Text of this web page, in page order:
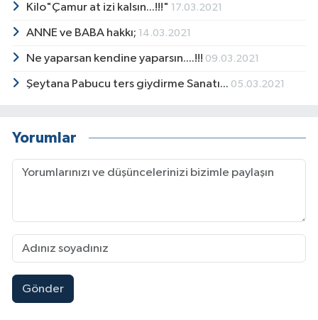
Kilo"Çamur at izi kalsın...!!!" 17.03.2021
ANNE ve BABA hakkı; 14.03.2021
Ne yaparsan kendine yaparsın....!!! 09.03.2021
Şeytana Pabucu ters giydirme Sanatı... 05.03.2021
Yorumlar
Gönder